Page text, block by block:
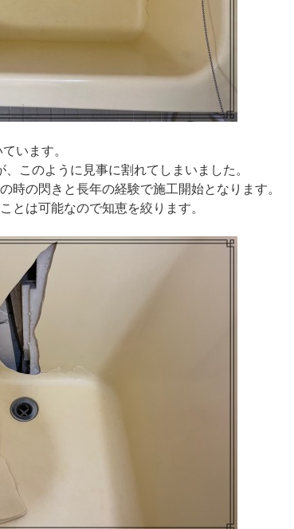
います。
このように見事に割れてしまいました。
時の閃きと長年の経験で施工開始となります。
とは可能なので知恵を絞ります。